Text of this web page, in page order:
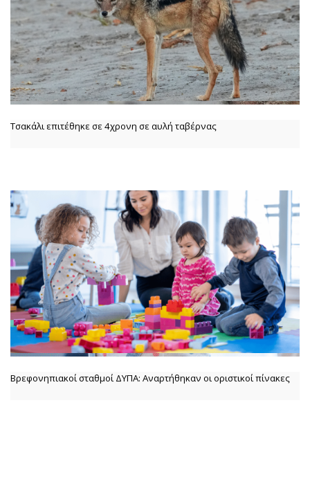
Τσακάλι επιτέθηκε σε 4χρονη σε αυλή ταβέρνας
Βρεφονηπιακοί σταθμοί ΔΥΠΑ: Αναρτήθηκαν οι οριστικοί πίνακες